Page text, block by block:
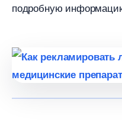
подробную